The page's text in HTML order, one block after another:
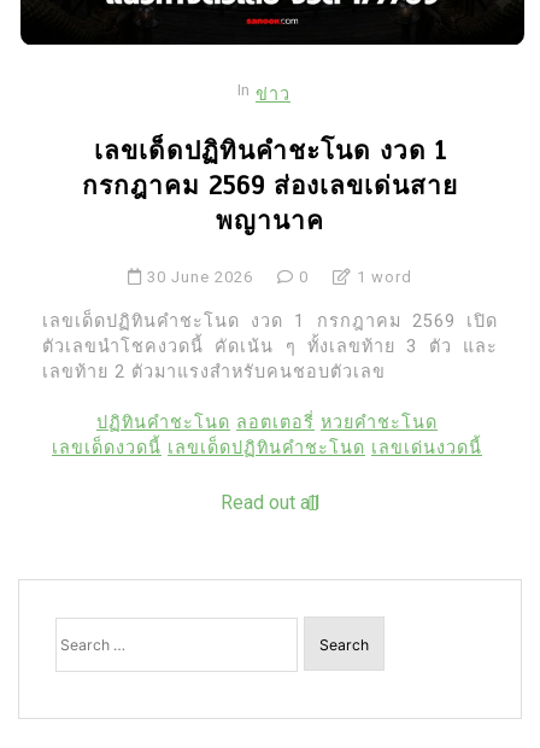
In ข่าว
เลขเด็ดปฏิทินคำชะโนด งวด 1
กรกฎาคม 2569 ส่องเลขเด่นสาย
พญานาค
30 June 2026 0 1 word
เลขเด็ดปฏิทินคำชะโนด งวด 1 กรกฎาคม 2569 เปิด
ตัวเลขนำโชคงวดนี้ คัดเน้น ๆ ทั้งเลขท้าย 3 ตัว และ
เลขท้าย 2 ตัวมาแรงสำหรับคนชอบตัวเลข
ปฏิทินคำชะโนด ลอตเตอรี่ หวยคำชะโนด
เลขเด็ดงวดนี้ เลขเด็ดปฏิทินคำชะโนด เลขเด่นงวดนี้
Read out all
Search
for: